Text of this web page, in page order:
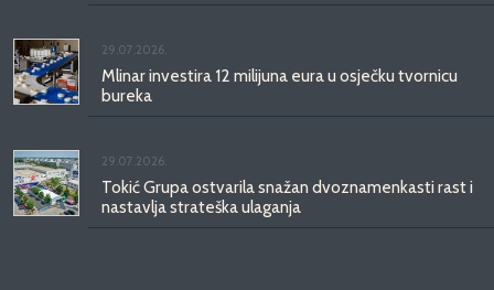
29.07.2026.
Mlinar investira 12 milijuna eura u osječku tvornicu
bureka
29.07.2026.
Tokić Grupa ostvarila snažan dvoznamenkasti rast i
nastavlja strateška ulaganja